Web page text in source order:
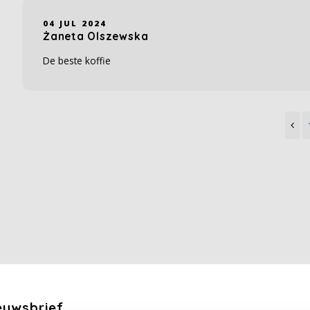
04 JUL 2024
Żaneta Olszewska
De beste koffie